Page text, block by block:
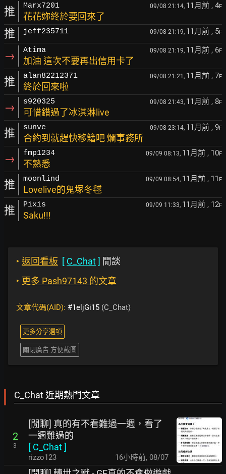
推 Marx7201 09/08 21:14, 11月前 , 4F
花花妳終於要回來了
推 jeff235711 09/08 21:19, 11月前 , 5F
→ Atima 09/08 21:19, 11月前 , 6F
加油 這次不要再出信用卡了
推 alan82212371 09/08 21:21, 11月前 , 7F
終於回來啦
→ s920325 09/08 21:43, 11月前 , 8F
可惜錯過了冰淇淋live
推 sunve 09/08 23:14, 11月前 , 9F
合約到就趕快移籍吧 爛事務所
→ fmp1234 09/09 08:13, 11月前 , 10F
不熟悉
推 moonlind 09/09 08:54, 11月前 , 11 F
Lovelive的鬼塚冬毬
推 Pixis 09/09 11:33, 11月前 , 12F
Saku!!!
‣ 返回看板 [ C_Chat] 閒談
‣ 更多 Pash97143 的文章
文章代碼(AID): #1eljGi15 (C_Chat)
更多分享選項
關閉廣告 方便截圖
C_Chat 近期熱門文章
2
3
[閒聊] 真的有不看難過一週，看了
一週難過的
[ C_Chat]
rizzo123 16小時前, 08/07